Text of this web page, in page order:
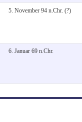
5. November 94 n.Chr. (?)
6. Januar 69 n.Chr.